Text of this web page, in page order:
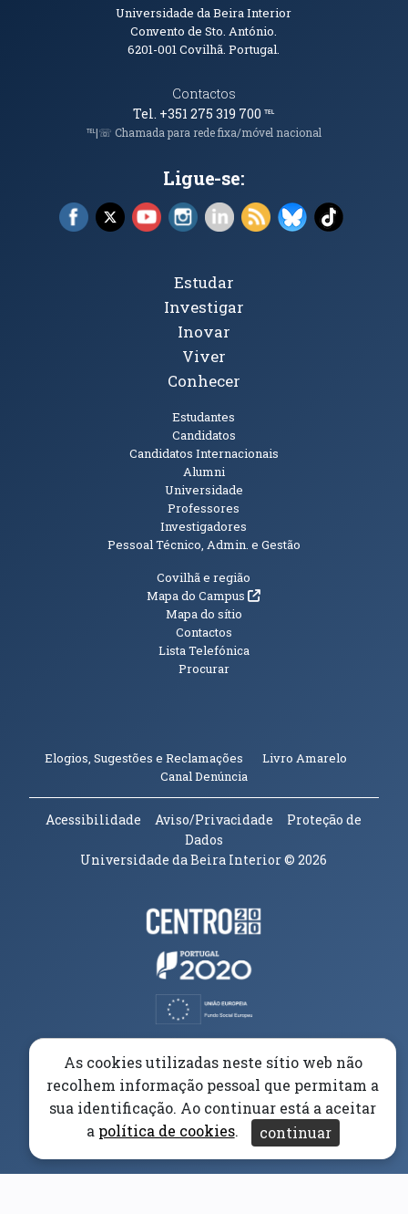
Informações de Contacto
Universidade da Beira Interior
Convento de Sto. António.
6201-001Covilhã. Portugal.
Contactos
Tel. +351 275 319 700℡
℡|☏ Chamada para rede fixa/móvel nacional
Ligue-se:
Facebook (abre em nova janela)
X (abre em nova janela)
YouTube (abre em nova janela)
Instagram (abre em nova janela)
LinkedIn (abre em nova
RSS (abre em nova
Bluesky (abre
TikTok
Tópicos Principais
Estudar
Investigar
Inovar
Viver
Conhecer
Estudantes
Candidatos
Candidatos Internacionais
Alumni
Universidade
Professores
Investigadores
Pessoal Técnico, Admin. e Gestão
Informações Adicionais
Covilhã e região
Mapa do Campus(abre em nova janela)
Mapa do sítio
Contactos
Lista Telefónica
Procurar
Elogios, Sugestões e Reclamações Livro Amarelo
Canal Denúncia(abre em nova janela)
Acessibilidade Aviso/Privacidade
Proteção de
Dados
Universidade da Beira Interior© 2026
Parceiros e Financiadores
(abre em nova janela)
(abre em nova janela)
As cookies utilizadas neste sítio web não
recolhem informação pessoal que permitam a
sua identificação. Ao continuar está a aceitar
a política de cookies. continuar